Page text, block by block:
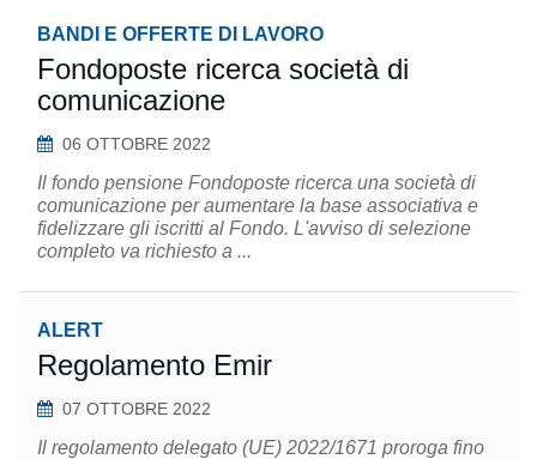
BANDI E OFFERTE DI LAVORO
Fondoposte ricerca società di
comunicazione
06 OTTOBRE 2022
Il fondo pensione Fondoposte ricerca una società di
comunicazione per aumentare la base associativa e
fidelizzare gli iscritti al Fondo. L'avviso di selezione
completo va richiesto a ...
ALERT
Regolamento Emir
07 OTTOBRE 2022
Il regolamento delegato (UE) 2022/1671 proroga fino